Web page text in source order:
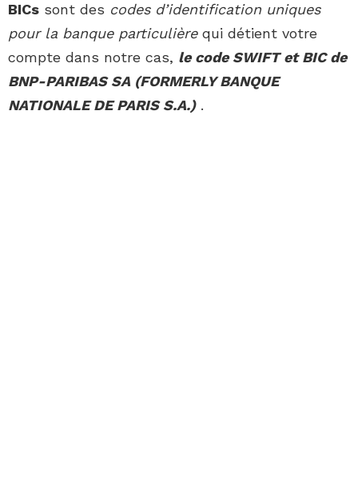
BICs sont des codes d’identification uniques
pour la banque particulière qui détient votre
compte dans notre cas, le code SWIFT et BIC de
BNP-PARIBAS SA (FORMERLY BANQUE
NATIONALE DE PARIS S.A.).